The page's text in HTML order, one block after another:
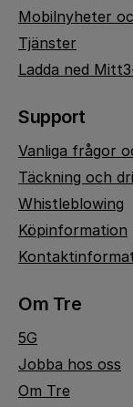
Mobilnyheter
Tjänster
Ladda ned
Support
Vanliga frågor
Täckning och
Whistleblowing
Köpinformation
Om Tre
5G
Jobba hos oss
Om Tre